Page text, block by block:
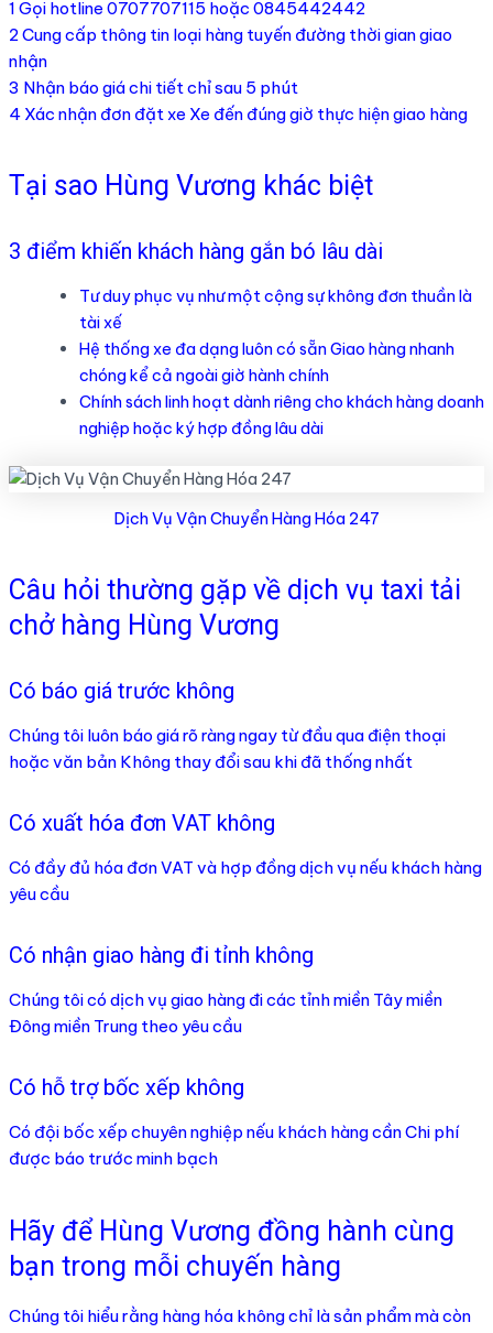
1 Gọi hotline 0707707115 hoặc 0845442442
2 Cung cấp thông tin loại hàng tuyến đường thời gian giao
nhận
3 Nhận báo giá chi tiết chỉ sau 5 phút
4 Xác nhận đơn đặt xe Xe đến đúng giờ thực hiện giao hàng
Tại sao Hùng Vương khác biệt
3 điểm khiến khách hàng gắn bó lâu dài
Tư duy phục vụ như một cộng sự không đơn thuần là
tài xế
Hệ thống xe đa dạng luôn có sẵn Giao hàng nhanh
chóng kể cả ngoài giờ hành chính
Chính sách linh hoạt dành riêng cho khách hàng doanh
nghiệp hoặc ký hợp đồng lâu dài
Dịch Vụ Vận Chuyển Hàng Hóa 247
Câu hỏi thường gặp về dịch vụ taxi tải
chở hàng Hùng Vương
Có báo giá trước không
Chúng tôi luôn báo giá rõ ràng ngay từ đầu qua điện thoại
hoặc văn bản Không thay đổi sau khi đã thống nhất
Có xuất hóa đơn VAT không
Có đầy đủ hóa đơn VAT và hợp đồng dịch vụ nếu khách hàng
yêu cầu
Có nhận giao hàng đi tỉnh không
Chúng tôi có dịch vụ giao hàng đi các tỉnh miền Tây miền
Đông miền Trung theo yêu cầu
Có hỗ trợ bốc xếp không
Có đội bốc xếp chuyên nghiệp nếu khách hàng cần Chi phí
được báo trước minh bạch
Hãy để Hùng Vương đồng hành cùng
bạn trong mỗi chuyến hàng
Chúng tôi hiểu rằng hàng hóa không chỉ là sản phẩm mà còn